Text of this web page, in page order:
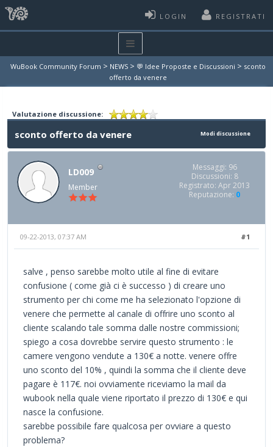
LOGIN REGISTRATI
WuBook Community Forum > NEWS > 💬 Idee Proposte e Discussioni > sconto
offerto da venere
Valutazione discussione:
Modi discussione
sconto offerto da venere
LD009
Member
Messaggi: 96
Discussioni: 8
Registrato: Apr 2013
Reputazione: 0
#1
09-22-2013, 07:37 AM
salve , penso sarebbe molto utile al fine di evitare
confusione ( come già ci è successo ) di creare uno
strumento per chi come me ha selezionato l'opzione di
venere che permette al canale di offrire uno sconto al
cliente scalando tale somma dalle nostre commissioni;
spiego a cosa dovrebbe servire questo strumento : le
camere vengono vendute a 130€ a notte. venere offre
uno sconto del 10% , quindi la somma che il cliente deve
pagare è 117€. noi ovviamente riceviamo la mail da
wubook nella quale viene riportato il prezzo di 130€ e qui
nasce la confusione.
sarebbe possibile fare qualcosa per ovviare a questo
problema?